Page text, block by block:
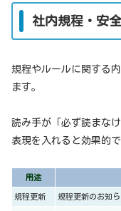
社内規程・安
規程やルールに関する
ます。
読み手が「必ず読まな
表現を入れると効果的で
用途
規程更新 規程更新のお知